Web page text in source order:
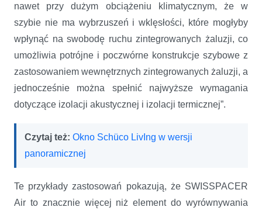
nawet przy dużym obciążeniu klimatycznym, że w
szybie nie ma wybrzuszeń i wklęsłości, które mogłyby
wpłynąć na swobodę ruchu zintegrowanych żaluzji, co
umożliwia potrójne i poczwórne konstrukcje szybowe z
zastosowaniem wewnętrznych zintegrowanych żaluzji, a
jednocześnie można spełnić najwyższe wymagania
dotyczące izolacji akustycznej i izolacji termicznej”.
Czytaj też: Okno Schüco LivIng w wersji
panoramicznej
Te przykłady zastosowań pokazują, że SWISSPACER
Air to znacznie więcej niż element do wyrównywania